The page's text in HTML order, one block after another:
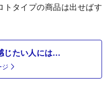
タイプの商品は出せばす
じたい人には…